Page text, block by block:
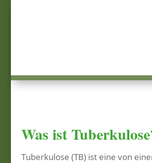
Was ist
Tuberkulose (TB) ist eine von